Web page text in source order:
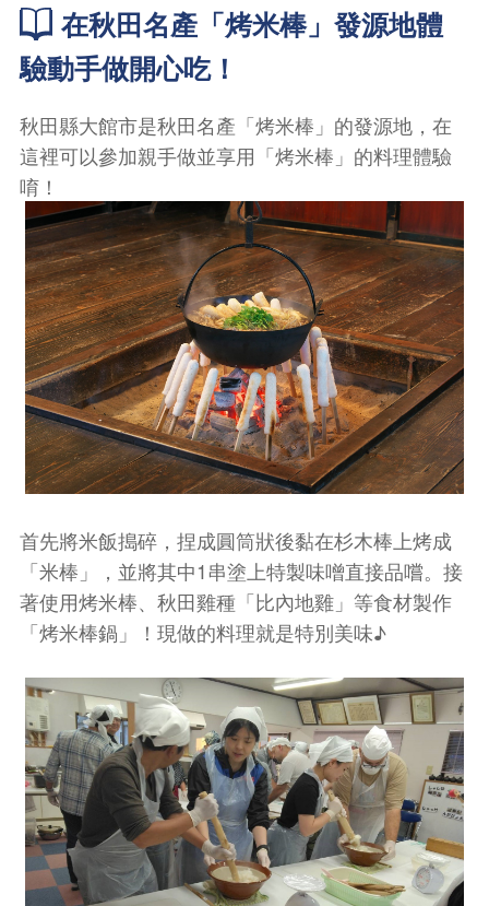
在秋田名產「烤米棒」發源地體
驗動手做開心吃！
秋田縣大館市是秋田名產「烤米棒」的發源地，在
這裡可以參加親手做並享用「烤米棒」的料理體驗
唷！
首先將米飯搗碎，捏成圓筒狀後黏在杉木棒上烤成
「米棒」，並將其中1串塗上特製味噌直接品嚐。接
著使用烤米棒、秋田雞種「比內地雞」等食材製作
「烤米棒鍋」！現做的料理就是特別美味♪